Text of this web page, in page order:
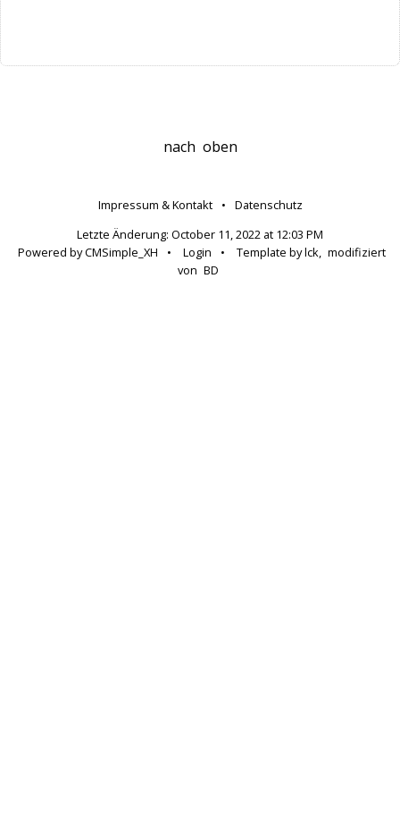
nach oben
Impressum & Kontakt •
Datenschutz
Letzte Änderung: October 11, 2022 at 12:03 PM
Powered by CMSimple_XH
• Login • Template by lck, modifiziert
von BD